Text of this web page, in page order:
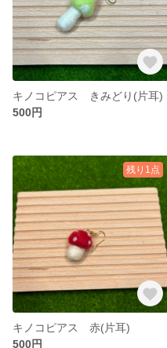
キノコピアス きみどり(片耳)
500円
残り1点
キノコピアス 赤(片耳)
500円